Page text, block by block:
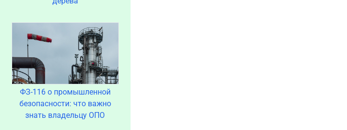
ФЗ-116 о промышленной
безопасности: что важно
знать владельцу ОПО